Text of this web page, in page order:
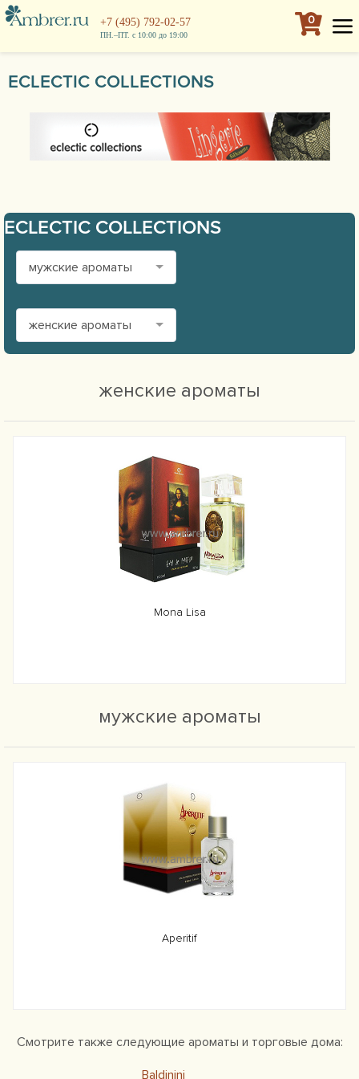
+7 (495) 792-02-57
ПН.–ПТ. с 10:00 до 19:00
0
ECLECTIC COLLECTIONS
ECLECTIC COLLECTIONS
мужские ароматы
женские ароматы
женские ароматы
Mona Lisa
мужские ароматы
Aperitif
Смотрите также следующие ароматы и торговые дома:
Baldinini